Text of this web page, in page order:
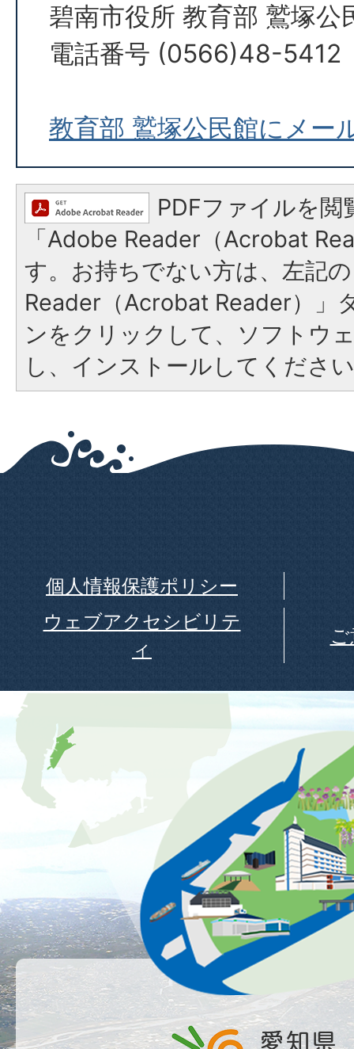
碧南市役所 教育部 鷲塚公
電話番号 (0566)48-5412
教育部 鷲塚公民館にメー
PDFファイルを閲
「Adobe Reader（Acrobat
す。お持ちでない方は、左記
Reader（Acrobat Reader）」
ンをクリックして、ソフトウ
し、インストールしてくださ
個人情報保護ポリシー
ウェブアクセシビリテ
ィ